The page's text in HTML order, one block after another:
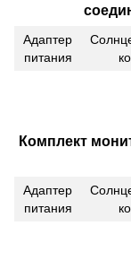
Адаптер
питания
Комплект
Адаптер
питания